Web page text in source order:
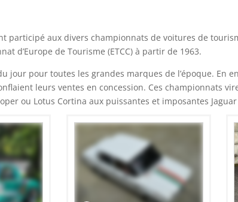
participé aux divers championnats de voitures de
d’Europe de Tourisme (ETCC) à partir de 1963.
jour pour toutes les grandes marques de l’époque. En
leurs ventes en concession. Ces championnats
ou Lotus Cortina aux puissantes et imposantes Jaguar